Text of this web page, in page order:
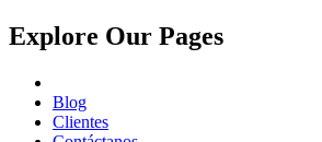
Explore Our Pages
Blog
Clientes